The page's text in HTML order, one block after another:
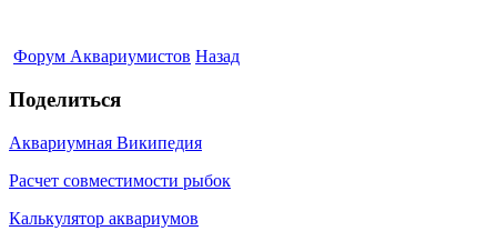
Форум Аквариумистов Назад
Поделиться
Аквариумная Википедия
Расчет совместимости рыбок
Калькулятор аквариумов